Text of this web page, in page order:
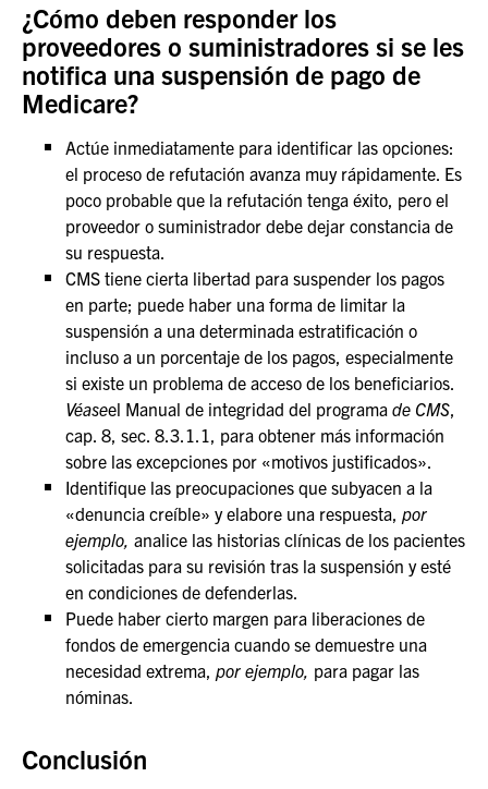
¿Cómo deben responder los
proveedores o suministradores si se les
notifica una suspensión de pago de
Medicare?
Actúe inmediatamente para identificar las opciones:
el proceso de refutación avanza muy rápidamente. Es
poco probable que la refutación tenga éxito, pero el
proveedor o suministrador debe dejar constancia de
su respuesta.
CMS tiene cierta libertad para suspender los pagos
en parte; puede haber una forma de limitar la
suspensión a una determinada estratificación o
incluso a un porcentaje de los pagos, especialmente
si existe un problema de acceso de los beneficiarios.
Véaseel Manual de integridad del programa de CMS,
cap. 8, sec. 8.3.1.1, para obtener más información
sobre las excepciones por «motivos justificados».
Identifique las preocupaciones que subyacen a la
«denuncia creíble» y elabore una respuesta, por
ejemplo, analice las historias clínicas de los pacientes
solicitadas para su revisión tras la suspensión y esté
en condiciones de defenderlas.
Puede haber cierto margen para liberaciones de
fondos de emergencia cuando se demuestre una
necesidad extrema, por ejemplo, para pagar las
nóminas.
Conclusión